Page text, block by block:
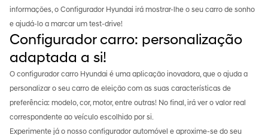
informações, o Configurador Hyundai irá mostrar-lhe o seu carro de sonho
e ajudá-lo a marcar um test-drive!
Configurador carro: personalização
adaptada a si!
O configurador carro Hyundai é uma aplicação inovadora, que o ajuda a
personalizar o seu carro de eleição com as suas características de
preferência: modelo, cor, motor, entre outras! No final, irá ver o valor real
correspondente ao veículo escolhido por si.
Experimente já o nosso configurador automóvel e aproxime-se do seu